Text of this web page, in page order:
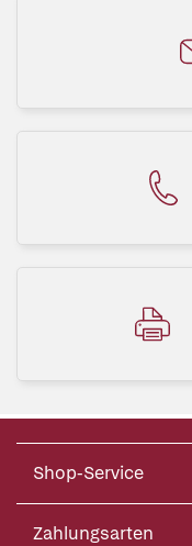
Shop-Service
Zahlungsarten